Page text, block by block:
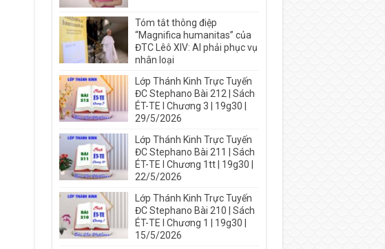
Tóm tắt thông điệp
“Magnifica humanitas” của
ĐTC Lêô XIV: AI phải phục vụ
nhân loại
Lớp Thánh Kinh Trực Tuyến
ĐC Stephano Bài 212 | Sách
ÉT-TE I Chương 3 | 19g30 |
29/5/2026
Lớp Thánh Kinh Trực Tuyến
ĐC Stephano Bài 211 | Sách
ÉT-TE I Chương 1tt | 19g30 |
22/5/2026
Lớp Thánh Kinh Trực Tuyến
ĐC Stephano Bài 210 | Sách
ÉT-TE I Chương 1 | 19g30 |
15/5/2026